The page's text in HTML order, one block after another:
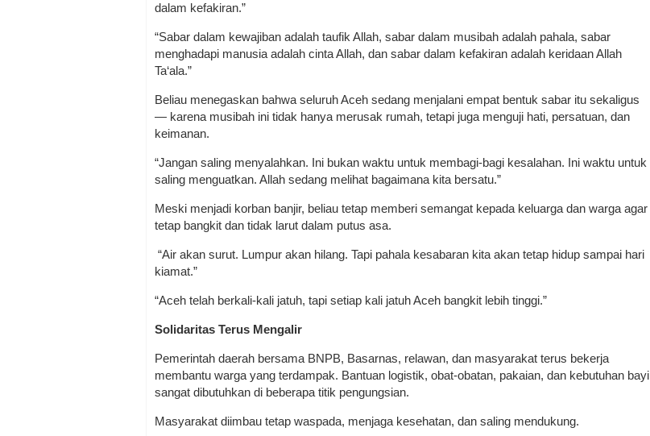
dalam kefakiran.”
“Sabar dalam kewajiban adalah taufik Allah, sabar dalam musibah adalah pahala, sabar
menghadapi manusia adalah cinta Allah, dan sabar dalam kefakiran adalah keridaan Allah
Ta‘ala.”
Beliau menegaskan bahwa seluruh Aceh sedang menjalani empat bentuk sabar itu sekaligus
— karena musibah ini tidak hanya merusak rumah, tetapi juga menguji hati, persatuan, dan
keimanan.
“Jangan saling menyalahkan. Ini bukan waktu untuk membagi-bagi kesalahan. Ini waktu untuk
saling menguatkan. Allah sedang melihat bagaimana kita bersatu.”
Meski menjadi korban banjir, beliau tetap memberi semangat kepada keluarga dan warga agar
tetap bangkit dan tidak larut dalam putus asa.
“Air akan surut. Lumpur akan hilang. Tapi pahala kesabaran kita akan tetap hidup sampai hari
kiamat.”
“Aceh telah berkali-kali jatuh, tapi setiap kali jatuh Aceh bangkit lebih tinggi.”
Solidaritas Terus Mengalir
Pemerintah daerah bersama BNPB, Basarnas, relawan, dan masyarakat terus bekerja
membantu warga yang terdampak. Bantuan logistik, obat-obatan, pakaian, dan kebutuhan bayi
sangat dibutuhkan di beberapa titik pengungsian.
Masyarakat diimbau tetap waspada, menjaga kesehatan, dan saling mendukung.